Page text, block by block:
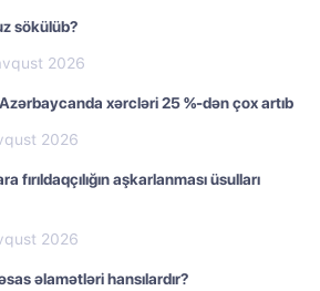
sökülüb?
2026
xərcləri 25 %-dən çox artıb
2026
aşkarlanması üsulları
2026
əlamətləri hansılardır?